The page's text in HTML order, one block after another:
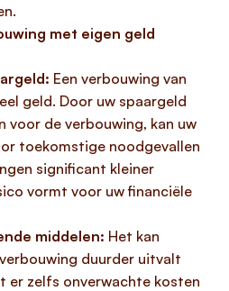
met eigen geld
Een verbouwing van
geld. Door uw spaargeld
voor de verbouwing, kan uw
toekomstige noodgevallen
significant kleiner
vormt voor uw financiële
middelen: Het kan
duurder uitvalt
er zelfs onverwachte kosten